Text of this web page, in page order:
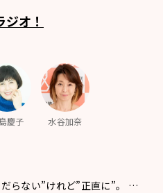
オ！
慶子 水谷加奈
らない”けれど”正直に”。 …